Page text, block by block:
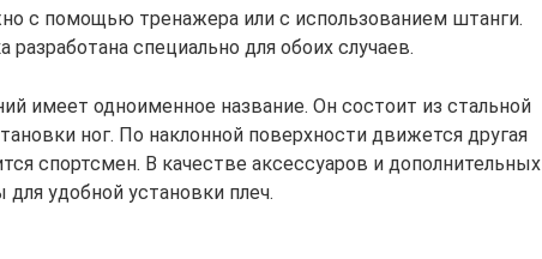
с помощью тренажера или с использованием штанги.
разработана специально для обоих случаев.
имеет одноименное название. Он состоит из стальной
ног. По наклонной поверхности движется другая
спортсмен. В качестве аксессуаров и дополнительных
удобной установки плеч.